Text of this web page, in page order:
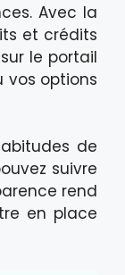
Avec la
et crédits
le portail
vos options
de
suivre
rend
en place